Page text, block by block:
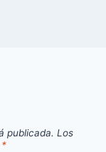
publicada. Los
*